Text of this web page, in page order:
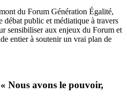
du Forum Génération Égalité,
débat public et médiatique à travers
sensibiliser aux enjeux du Forum et
entier à soutenir un vrai plan de
Nous avons le pouvoir,